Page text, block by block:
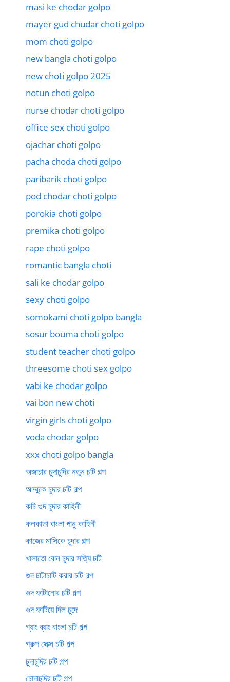
masi ke chodar golpo
mayer gud chudar choti golpo
mom choti golpo
new bangla choti golpo
new choti golpo 2025
notun choti golpo
nurse chodar choti golpo
office sex choti golpo
ojachar choti golpo
pacha choda choti golpo
paribarik choti golpo
pod chodar choti golpo
porokia choti golpo
premika choti golpo
rape choti golpo
romantic bangla choti
sali ke chodar golpo
sexy choti golpo
somokami choti golpo bangla
sosur bouma choti golpo
student teacher choti golpo
threesome choti sex golpo
vabi ke chodar golpo
vai bon new choti
virgin girls choti golpo
voda chodar golpo
xxx choti golpo bangla
অজাচার চুদাচুদির নতুন চটি গল্প
আম্মুকে চুদার চটি গল্প
কচি গুদ চুদার কাহিনী
কলকাতা বাংলা পানু কাহিনী
কাজের মাসিকে চুদার গল্প
খালাতো বোন চুদার সত্যি চটি
গুদ চাটাচাটি করার চটি গল্প
গুদ ফাটানোর চটি গল্প
গুদ ফাটিয়ে দিল চুদে
গ্যাং ব্যাং বাংলা চটি গল্প
গ্রুপ সেক্স চটি গল্প
চুদাচুদির চটি গল্প
চোদাচুদির চটি গল্প